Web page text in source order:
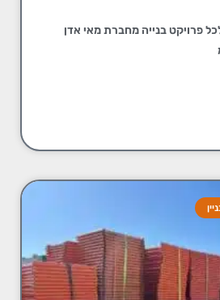
פרויקט בנייה מחברת מאי אדן